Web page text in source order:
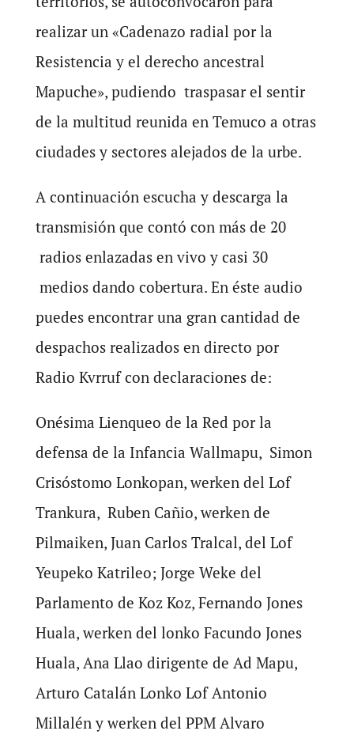
realizar un «Cadenazo radial por la
Resistencia y el derecho ancestral
Mapuche», pudiendo traspasar el sentir
de la multitud reunida en Temuco a otras
ciudades y sectores alejados de la urbe.
A continuación escucha y descarga la
transmisión que contó con más de 20
radios enlazadas en vivo y casi 30
medios dando cobertura. En éste audio
puedes encontrar una gran cantidad de
despachos realizados en directo por
Radio Kvrruf con declaraciones de:
Onésima Lienqueo de la Red por la
defensa de la Infancia Wallmapu, Simon
Crisóstomo Lonkopan, werken del Lof
Trankura, Ruben Cañio, werken de
Pilmaiken, Juan Carlos Tralcal, del Lof
Yeupeko Katrileo; Jorge Weke del
Parlamento de Koz Koz, Fernando Jones
Huala, werken del lonko Facundo Jones
Huala, Ana Llao dirigente de Ad Mapu,
Arturo Catalán Lonko Lof Antonio
Millalén y werken del PPM Alvaro